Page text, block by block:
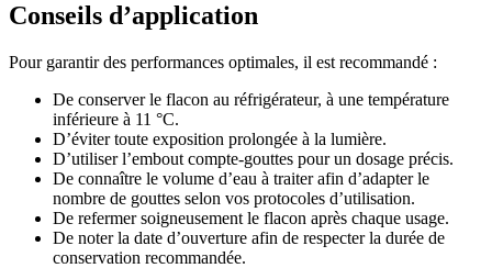
Conseils d’application
Pour garantir des performances optimales, il est recommandé :
De conserver le flacon au réfrigérateur, à une température
inférieure à 11 °C.
D’éviter toute exposition prolongée à la lumière.
D’utiliser l’embout compte-gouttes pour un dosage précis.
De connaître le volume d’eau à traiter afin d’adapter le
nombre de gouttes selon vos protocoles d’utilisation.
De refermer soigneusement le flacon après chaque usage.
De noter la date d’ouverture afin de respecter la durée de
conservation recommandée.